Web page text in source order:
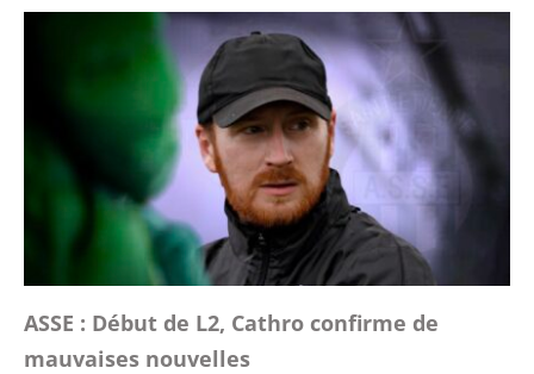
ASSE : Début de L2, Cathro confirme de
mauvaises nouvelles